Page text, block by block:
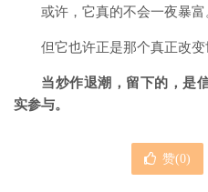
或许，它真的不会一夜暴富
但它也许正是那个真正改变
当炒作退潮，留下的，是
实参与。
赞(0)